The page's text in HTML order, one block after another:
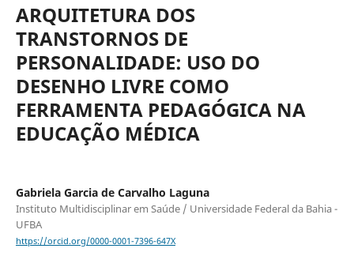
ARQUITETURA DOS
TRANSTORNOS DE
PERSONALIDADE: USO DO
DESENHO LIVRE COMO
FERRAMENTA PEDAGÓGICA NA
EDUCAÇÃO MÉDICA
Gabriela Garcia de Carvalho Laguna
Instituto Multidisciplinar em Saúde / Universidade Federal da Bahia -
UFBA
https://orcid.org/0000-0001-7396-647X